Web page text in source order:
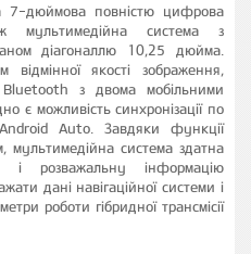
7-дюймова повністю цифрова
мультимедійна система з
діагоналлю 10,25 дюйма.
відмінної якості зображення,
Bluetooth з двома мобільними
є можливість синхронізації по
Auto. Завдяки функції
мультимедійна система здатна
і розважальну інформацію
дані навігаційної системи і
роботи гібридної трансмісії